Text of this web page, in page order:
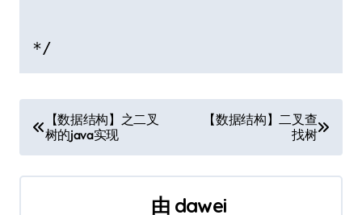
*/
文
章
导
【数据结构】之二叉
树的java实现
【数据结构】二叉查
找树
由 dawei